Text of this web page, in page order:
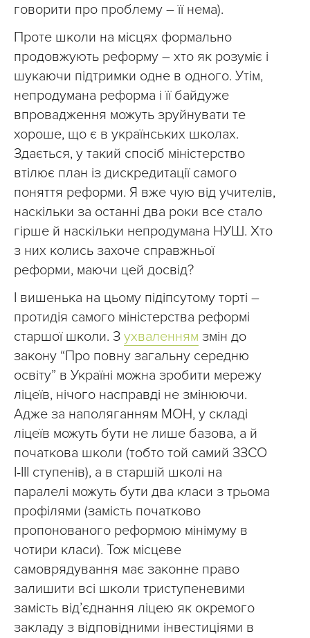
говорити про проблему – її нема).
Проте школи на місцях формально
продовжують реформу – хто як розуміє і
шукаючи підтримки одне в одного. Утім,
непродумана реформа і її байдуже
впровадження можуть зруйнувати те
хороше, що є в українських школах.
Здається, у такий спосіб міністерство
втілює план із дискредитації самого
поняття реформи. Я вже чую від учителів,
наскільки за останні два роки все стало
гірше й наскільки непродумана НУШ. Хто
з них колись захоче справжньої
реформи, маючи цей досвід?
І вишенька на цьому підіпсутому торті –
протидія самого міністерства реформі
старшої школи. З ухваленням змін до
закону “Про повну загальну середню
освіту” в Україні можна зробити мережу
ліцеїв, нічого насправді не змінюючи.
Адже за наполяганням МОН, у складі
ліцеїв можуть бути не лише базова, а й
початкова школи (тобто той самий ЗЗСО
І-III ступенів), а в старшій школі на
паралелі можуть бути два класи з трьома
профілями (замість початково
пропонованого реформою мінімуму в
чотири класи). Тож місцеве
самоврядування має законне право
залишити всі школи триступеневими
замість відʼєднання ліцею як окремого
закладу з відповідними інвестиціями в